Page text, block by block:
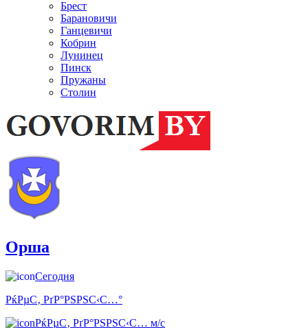
Брест
Барановичи
Ганцевичи
Кобрин
Лунинец
Пинск
Пружаны
Столин
Орша
Сегодня
РќРµС‚ РґР°РЅРЅС‹С…°
РќРµС‚ РґР°РЅРЅС‹С… м/с